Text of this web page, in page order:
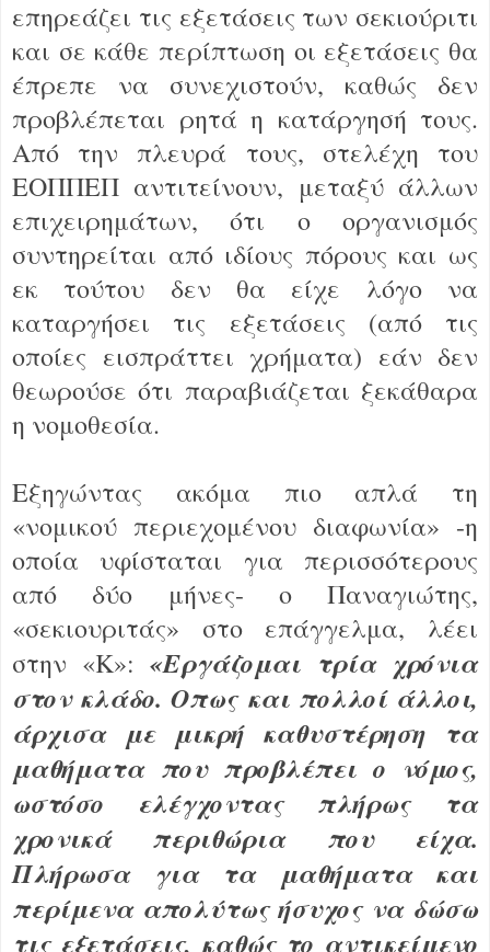
επηρεάζει τις εξετάσεις των σεκιούριτι
και σε κάθε περίπτωση οι εξετάσεις θα
έπρεπε να συνεχιστούν, καθώς δεν
προβλέπεται ρητά η κατάργησή τους.
Από την πλευρά τους, στελέχη του
ΕΟΠΠΕΠ αντιτείνουν, μεταξύ άλλων
επιχειρημάτων, ότι ο οργανισμός
συντηρείται από ιδίους πόρους και ως
εκ τούτου δεν θα είχε λόγο να
καταργήσει τις εξετάσεις (από τις
οποίες εισπράττει χρήματα) εάν δεν
θεωρούσε ότι παραβιάζεται ξεκάθαρα
η νομοθεσία.
Εξηγώντας ακόμα πιο απλά τη
«νομικού περιεχομένου διαφωνία» -η
οποία υφίσταται για περισσότερους
από δύο μήνες- ο Παναγιώτης,
«σεκιουριτάς» στο επάγγελμα, λέει
στην «Κ»: «Εργάζομαι τρία χρόνια
στον κλάδο. Οπως και πολλοί άλλοι,
άρχισα με μικρή καθυστέρηση τα
μαθήματα που προβλέπει ο νόμος,
ωστόσο ελέγχοντας πλήρως τα
χρονικά περιθώρια που είχα.
Πλήρωσα για τα μαθήματα και
περίμενα απολύτως ήσυχος να δώσω
τις εξετάσεις, καθώς το αντικείμενο